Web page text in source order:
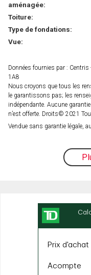
aménagée:
Toiture:
Type de fondations:
Vue:
Données fournies par : Centris
1A8
Nous croyons que tous les
le garantissons pas; les
indépendante. Aucune
n’est offerte. Droits© 2021
Vendue sans garantie légale,